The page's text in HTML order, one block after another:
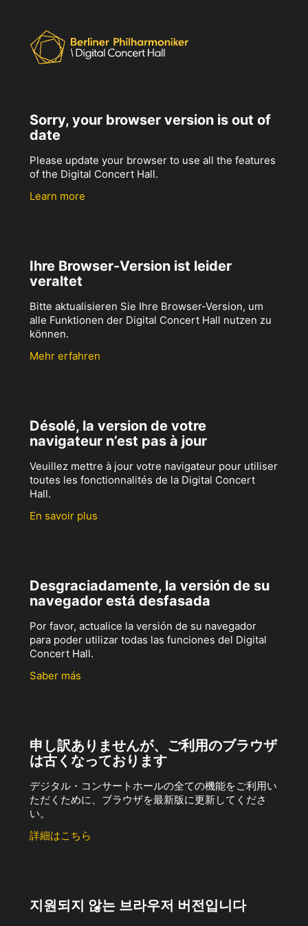
Sorry, your browser version is out of
date
Please update your browser to use all the features
of the Digital Concert Hall.
Learn more
Ihre Browser-Version ist leider
veraltet
Bitte aktualisieren Sie Ihre Browser-Version, um
alle Funktionen der Digital Concert Hall nutzen zu
können.
Mehr erfahren
Désolé, la version de votre
navigateur n’est pas à jour
Veuillez mettre à jour votre navigateur pour utiliser
toutes les fonctionnalités de la Digital Concert
Hall.
En savoir plus
Desgraciadamente, la versión de su
navegador está desfasada
Por favor, actualice la versión de su navegador
para poder utilizar todas las funciones del Digital
Concert Hall.
Saber más
申し訳ありませんが、ご利用のブラウザ
は古くなっております
デジタル・コンサートホールの全ての機能をご利用い
ただくために、ブラウザを最新版に更新してくださ
い。
詳細はこちら
지원되지 않는 브라우저 버전입니다